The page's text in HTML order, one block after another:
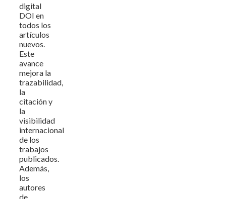
digital
DOI en
todos los
artículos
nuevos.
Este
avance
mejora la
trazabilidad,
la
citación y
la
visibilidad
internacional
de los
trabajos
publicados.
Además,
los
autores
de